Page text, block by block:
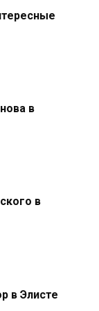
в
в
в Элисте